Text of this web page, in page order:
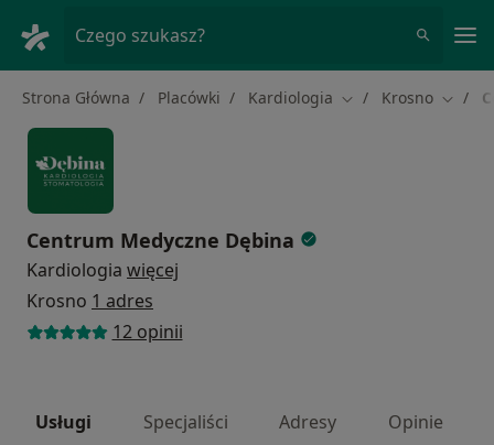
Czego szukasz?
Strona Główna Placówki Kardiologia Zmień miasto
Krosno Zmień
Centrum Medyczne Dębina
Kardiologia więcej
Krosno 1 adres
12 opinii
Usługi Specjaliści Adresy Opinie